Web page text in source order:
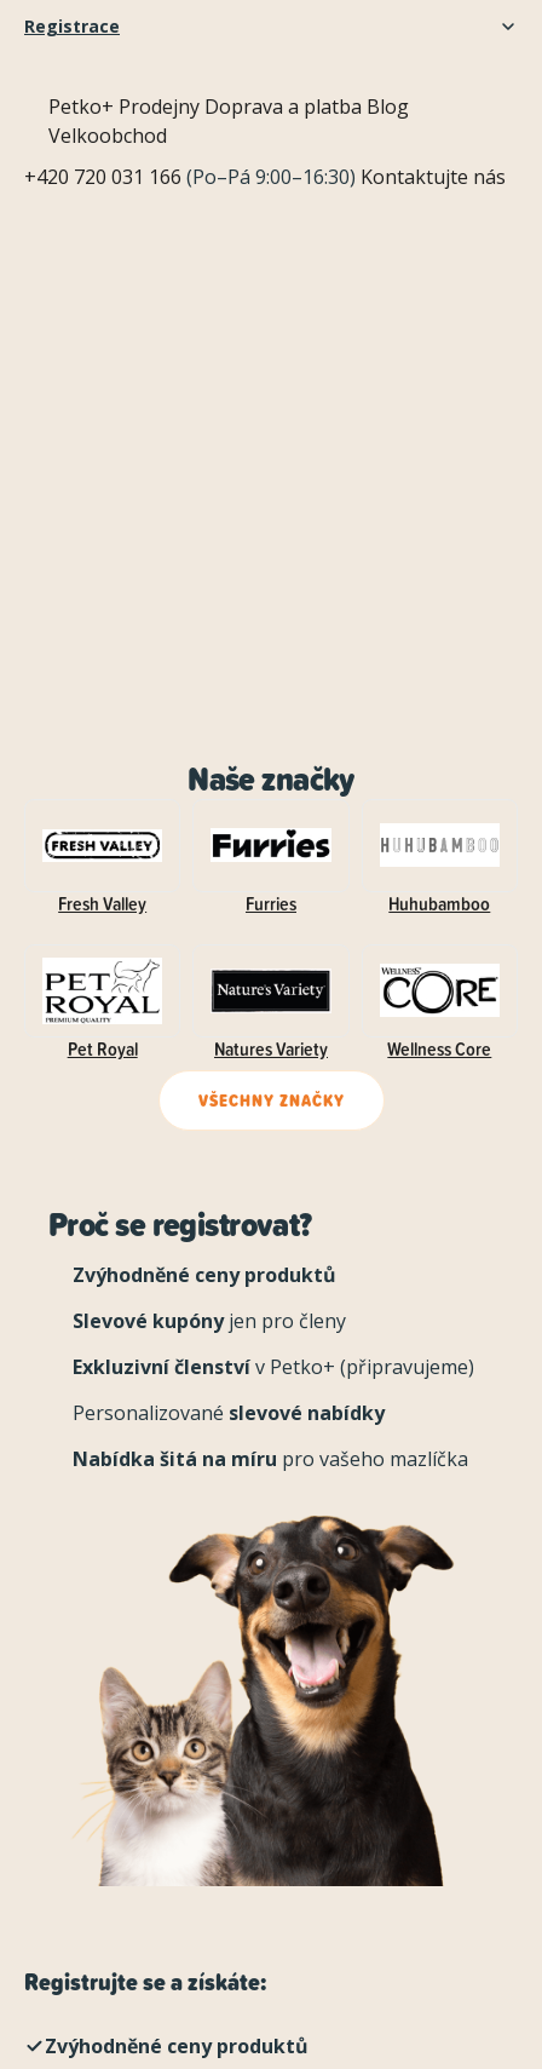
Registrace
Petko+ Prodejny Doprava a platba Blog
Velkoobchod
+420 720 031 166 (Po–Pá 9:00–16:30) Kontaktujte nás
Naše značky
Fresh Valley Furries Huhubamboo
Pet Royal Natures Variety Wellness Core
VŠECHNY ZNAČKY
Proč se registrovat?
Zvýhodněné ceny produktů
Slevové kupónyjen pro členy
Exkluzivní členstvív Petko+ (připravujeme)
Personalizované slevové nabídky
Nabídka šitá na míru pro vašeho mazlíčka
Registrujte se a získáte:
Zvýhodněné ceny produktů